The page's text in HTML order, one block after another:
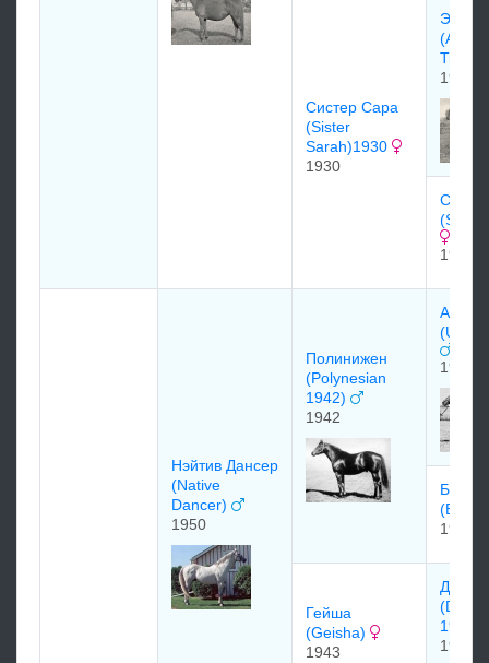
Сиcтeр Сaрa
(Sister
Sarah)1930
1930
Trace)
1917
1924
Нэйтив Дансер
(Native
Dancer)
1950
Полинижен
(Polynesian
1942)
1942
1935
Блэк
(Black
1936
Гейша
(Geisha)
1943
1931
1931